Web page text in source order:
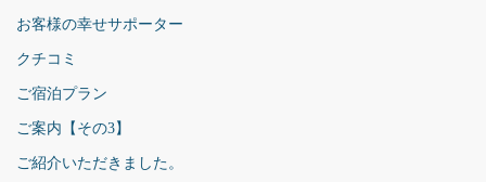
お客様の幸せサポーター
クチコミ
ご宿泊プラン
ご案内【その3】
ご紹介いただきました。